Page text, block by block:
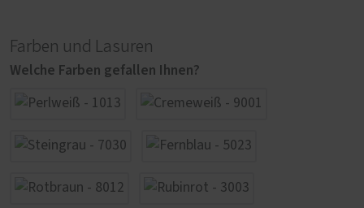
Farben und Lasuren
Welche Farben gefallen Ihnen?